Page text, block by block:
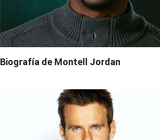
Biografía de Montell Jordan